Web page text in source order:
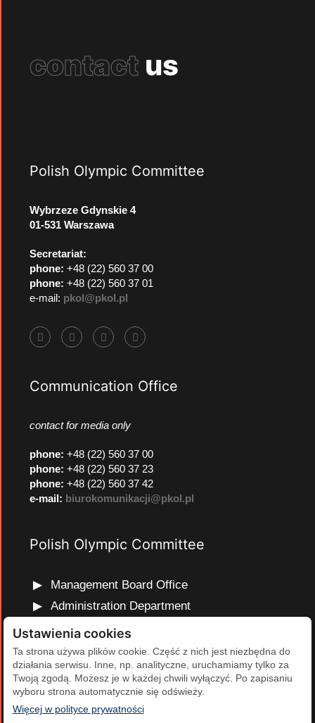
contact us
Polish Olympic Committee
Wybrzeze Gdynskie 4
01-531 Warszawa
Secretariat:
phone: +48 (22) 560 37 00
phone: +48 (22) 560 37 01
e-mail: pkol@pkol.pl
Communication Office
contact for media only
phone: +48 (22) 560 37 00
phone: +48 (22) 560 37 23
phone: +48 (22) 560 37 42
e-mail: biurokomunikacji@pkol.pl
Polish Olympic Committee
Management Board Office
Administration Department
Marketing and Communications Department
Olympic Education Department
Finance and Human Resources Department
Development Projects Department
Ustawienia cookies
Ta strona używa plików cookie. Część z nich jest niezbędna do
działania serwisu. Inne, np. analityczne, uruchamiamy tylko za
Twoją zgodą. Możesz je w każdej chwili wyłączyć. Po zapisaniu
wyboru strona automatycznie się odświeży.
Więcej w polityce prywatności(otwiera się w nowej karcie)